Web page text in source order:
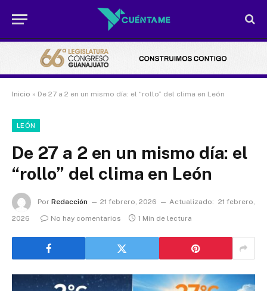
Inicio » De 27 a 2 en un mismo día: el “rollo” del clima en León
LEÓN
De 27 a 2 en un mismo día: el
“rollo” del clima en León
Por Redacción 21 febrero, 2026 Actualizado: 21 febrero,
2026
No hay comentarios 1 Min de lectura